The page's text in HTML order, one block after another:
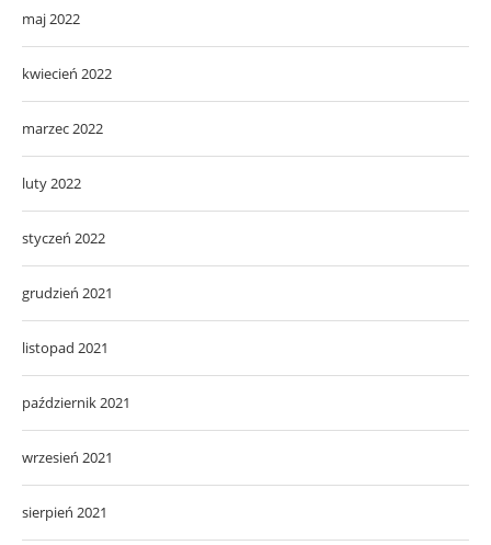
maj 2022
kwiecień 2022
marzec 2022
luty 2022
styczeń 2022
grudzień 2021
listopad 2021
październik 2021
wrzesień 2021
sierpień 2021